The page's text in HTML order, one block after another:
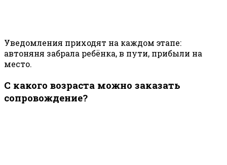
Уведомления приходят на каждом этапе:
автоняня забрала ребёнка, в пути, прибыли на
место.
С какого возраста можно заказать
сопровождение?